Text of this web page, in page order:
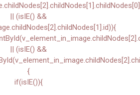
|| (isIE() &&
|| (isIE() &&
{
if(isIE()){